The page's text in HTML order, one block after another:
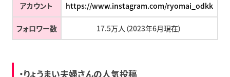
アカウント https://www.instagram.com/ryomai_odkk
フォロワー数 17.5万人（2023年6月現在）
・りょうまい夫婦さんの人気投稿